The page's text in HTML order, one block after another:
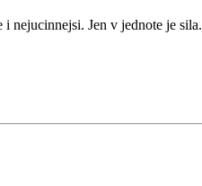
nejucinnejsi. Jen v jednote je sila.